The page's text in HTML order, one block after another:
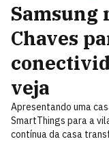
Samsung
Chaves
veja
Apresentando uma
SmartThings para a
contínua da casa